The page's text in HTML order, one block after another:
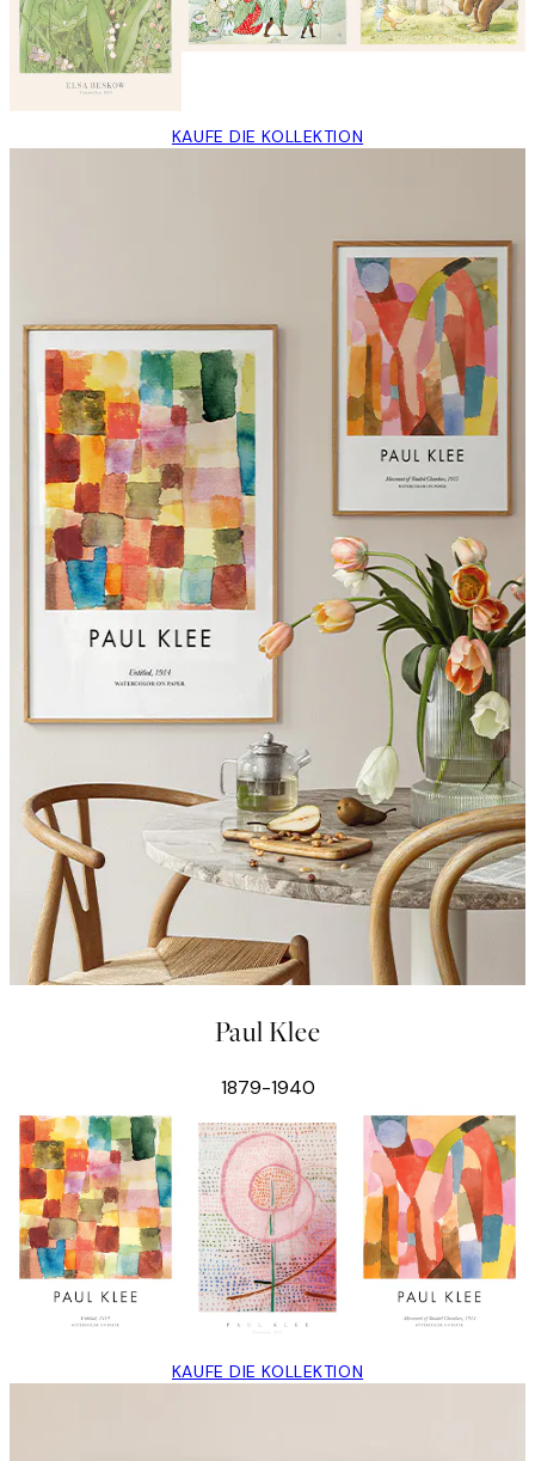
KAUFE DIE KOLLEKTION
Paul Klee
1879-1940
KAUFE DIE KOLLEKTION